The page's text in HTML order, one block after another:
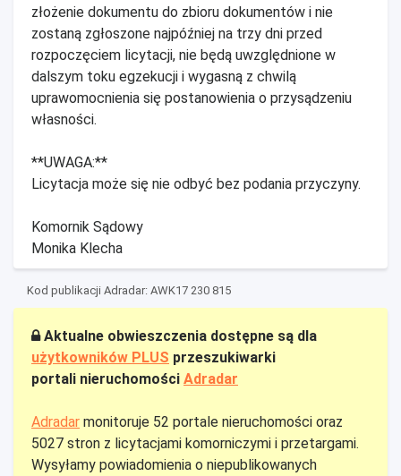
złożenie dokumentu do zbioru dokumentów i nie
zostaną zgłoszone najpóźniej na trzy dni przed
rozpoczęciem licytacji, nie będą uwzględnione w
dalszym toku egzekucji i wygasną z chwilą
uprawomocnienia się postanowienia o przysądzeniu
własności.
**UWAGA:**
Licytacja może się nie odbyć bez podania przyczyny.
Komornik Sądowy
Monika Klecha
Kod publikacji Adradar: AWK17 230 815
Aktualne obwieszczenia dostępne są dla
użytkowników PLUS przeszukiwarki
portali nieruchomości Adradar
Adradar monitoruje 52 portale nieruchomości oraz
5027 stron z licytacjami komorniczymi i przetargami.
Wysyłamy powiadomienia o niepublikowanych